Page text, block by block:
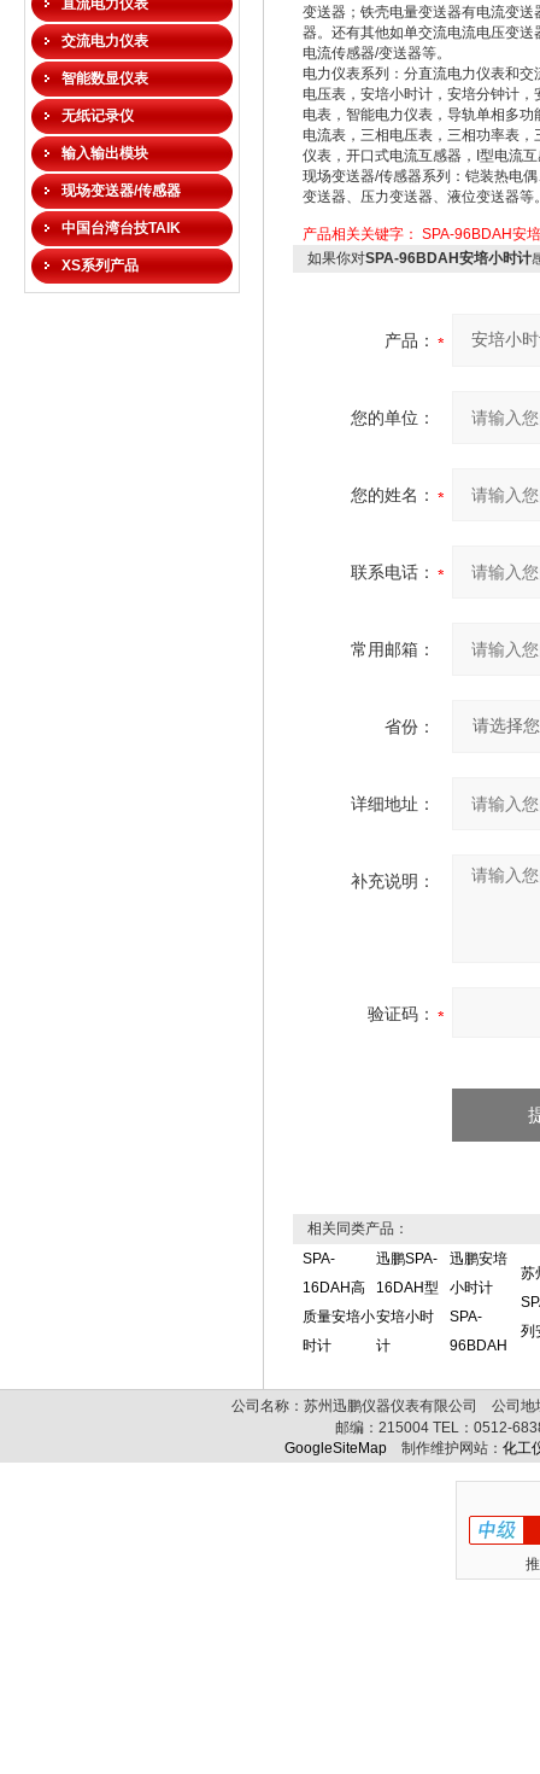
直流电力仪表
交流电力仪表
智能数显仪表
无纸记录仪
输入输出模块
现场变送器/传感器
中国台湾台技TAIK
XS系列产品
变送器；铁壳电量变送器有电流变
器。还有其他如单交流电流电压变
电流传感器/变送器等。
电力仪表系列：分直流电力仪表和
电压表，安培小时计，安培分钟计
电表，智能电力仪表，导轨单相多
电流表，三相电压表，三相功率表
仪表，开口式电流互感器，I型电流
现场变送器/传感器系列：铠装热电
变送器、压力变送器、液位变送器等
产品相关关键字： SPA-96BDAH安
如果你对SPA-96BDAH安培小时计
产品：
您的单位：
您的姓名：
联系电话：
常用邮箱：
省份：
详细地址：
补充说明：
验证码：
相关同类产品：
SPA-
16DAH高
质量安培小
时计
迅鹏SPA-
16DAH型
安培小时
计
迅鹏安培
小时计
SPA-
96BDAH
苏
列
公司名称：苏州迅鹏仪器仪表有限公司 公司
邮编： 215004 TEL： 0512-
GoogleSiteMap 制作维护网站： 化工